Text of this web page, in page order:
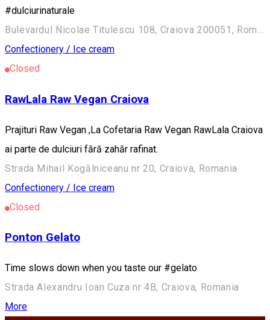
#dulciurinaturale
Bulevardul Nicolae Titulescu 108, Craiova 200051, România
Confectionery / Ice cream
Closed
RawLala Raw Vegan Craiova
Prajituri Raw Vegan ,La Cofetaria Raw Vegan RawLala Craiova
ai parte de dulciuri fără zahăr rafinat.
Strada Mihail Kogălniceanu nr 20, Craiova, Romania
Confectionery / Ice cream
Closed
Ponton Gelato
Time slows down when you taste our #gelato
Strada Alexandru Ioan Cuza nr 4B, Craiova, Romania
More